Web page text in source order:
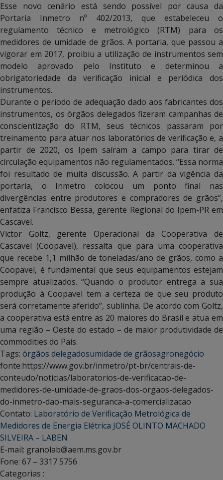
Esse novo cenário está sendo possível por causa da
Portaria Inmetro nº 402/2013, que estabeleceu o
regulamento técnico e metrológico (RTM) para os
medidores de umidade de grãos. A portaria, que passou a
vigorar em 2017, proibiu a utilização de instrumentos sem
modelo aprovado pelo Instituto e determinou a
obrigatoriedade da verificação inicial e periódica dos
instrumentos.
Durante o período de adequação dado aos fabricantes dos
instrumentos, os órgãos delegados fizeram campanhas de
conscientização do RTM, seus técnicos passaram por
treinamento para atuar nos laboratórios de verificação e, a
partir de 2020, os Ipem saíram a campo para tirar de
circulação equipamentos não regulamentados. “Essa norma
foi resultado de muita discussão. A partir da vigência da
portaria, o Inmetro colocou um ponto final nas
divergências entre produtores e compradores de grãos”,
enfatiza Francisco Bessa, gerente Regional do Ipem-PR em
Cascavel.
Victor Goltz, gerente Operacional da Cooperativa de
Cascavel (Coopavel), ressalta que para uma cooperativa
que recebe 1,1 milhão de toneladas/ano de grãos, como a
Coopavel, é fundamental que seus equipamentos estejam
sempre atualizados. “Quando o produtor entrega a sua
produção à Coopavel tem a certeza de que seu produto
será corretamente aferido”, sublinha. De acordo com Goltz,
a cooperativa está entre as 20 maiores do Brasil e atua em
uma região – Oeste do estado – de maior produtividade de
commodities do País.
Tags: órgãos delegadosumidade de grãosagronegócio
fonte:https://www.gov.br/inmetro/pt-br/centrais-de-
conteudo/noticias/laboratorios-de-verificacao-de-
medidores-de-umidade-de-graos-dos-orgaos-delegados-
do-inmetro-dao-mais-seguranca-a-comercializacao
Contato: Laboratório de Verificação Metrológica de
Medidores de Energia Elétrica JOSÉ OLINTO MACHADO
SILVEIRA – LABEN
E-mail: granolab@aem.ms.gov.br
Fone: 67 – 3317 5756
Categorias :